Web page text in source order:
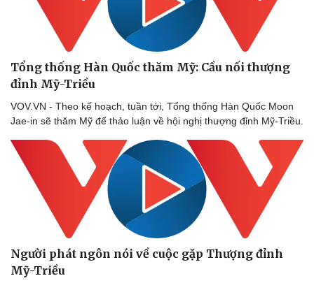
Thể thao
Bóng đá
Lịch thi đấu bóng đá
Thế giới thể thao
Hậu trường
Ô tô - Xe máy
Ô tô
Xe máy
Tư vấn
Tổng thống Hàn Quốc thăm Mỹ: Cầu nối thượng
đỉnh Mỹ-Triều
VOV.VN - Theo kế hoạch, tuần tới, Tổng thống Hàn Quốc Moon
Jae-in sẽ thăm Mỹ để thảo luận về hội nghị thượng đỉnh Mỹ-Triều.
Người phát ngôn nói về cuộc gặp Thượng đỉnh
Mỹ-Triều